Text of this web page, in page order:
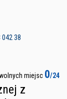
38
miejsc 0/24
z